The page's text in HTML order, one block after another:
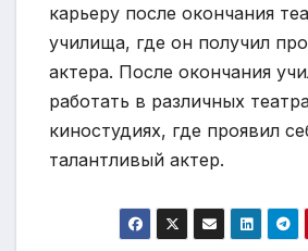
карьеру после окончания
училища, где он получил
актера. После окончания
работать в различных
киностудиях, где проявил
талантливый актер.